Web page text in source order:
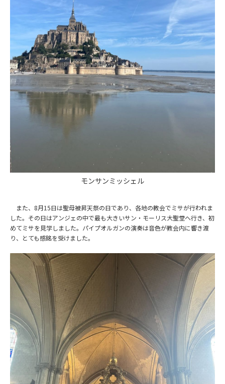
モンサンミッシェル
また、8月15日は聖母被昇天祭の日であり、各地の教会でミサが行われま
した。その日はアンジェの中で最も大きいサン・モーリス大聖堂へ行き、初
めてミサを見学しました。パイプオルガンの演奏は音色が教会内に響き渡
り、とても感銘を受けました。